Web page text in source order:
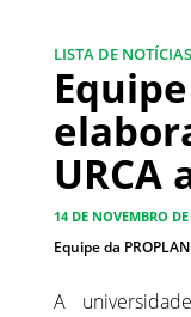
LISTA DE NOTÍCIAS
URCA
14 DE NOVEMBRO
Equipe da
A